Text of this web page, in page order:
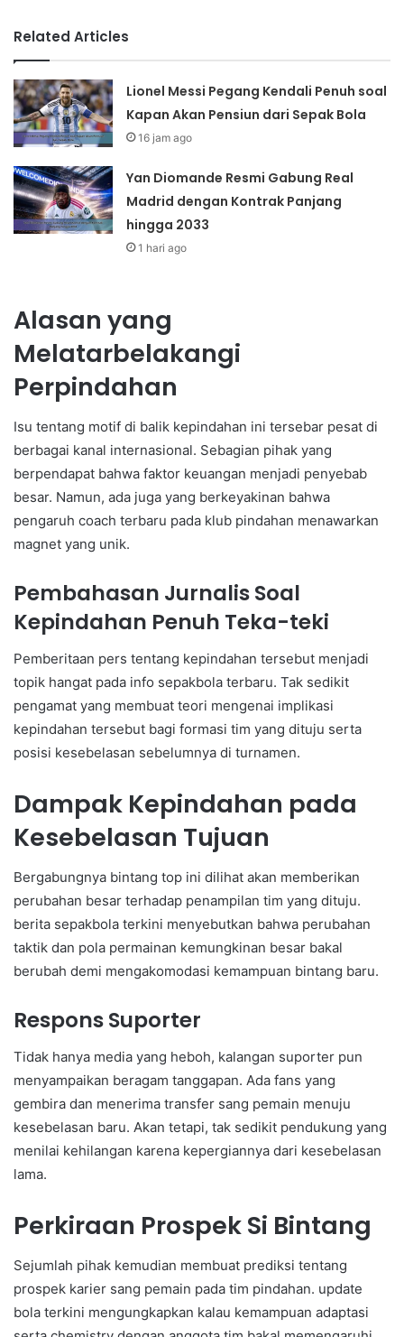
Related Articles
Lionel Messi Pegang Kendali Penuh soal
Kapan Akan Pensiun dari Sepak Bola
16 jam ago
Yan Diomande Resmi Gabung Real
Madrid dengan Kontrak Panjang
hingga 2033
1 hari ago
Alasan yang
Melatarbelakangi
Perpindahan
Isu tentang motif di balik kepindahan ini tersebar pesat di
berbagai kanal internasional. Sebagian pihak yang
berpendapat bahwa faktor keuangan menjadi penyebab
besar. Namun, ada juga yang berkeyakinan bahwa
pengaruh coach terbaru pada klub pindahan menawarkan
magnet yang unik.
Pembahasan Jurnalis Soal
Kepindahan Penuh Teka-teki
Pemberitaan pers tentang kepindahan tersebut menjadi
topik hangat pada info sepakbola terbaru. Tak sedikit
pengamat yang membuat teori mengenai implikasi
kepindahan tersebut bagi formasi tim yang dituju serta
posisi kesebelasan sebelumnya di turnamen.
Dampak Kepindahan pada
Kesebelasan Tujuan
Bergabungnya bintang top ini dilihat akan memberikan
perubahan besar terhadap penampilan tim yang dituju.
berita sepakbola terkini menyebutkan bahwa perubahan
taktik dan pola permainan kemungkinan besar bakal
berubah demi mengakomodasi kemampuan bintang baru.
Respons Suporter
Tidak hanya media yang heboh, kalangan suporter pun
menyampaikan beragam tanggapan. Ada fans yang
gembira dan menerima transfer sang pemain menuju
kesebelasan baru. Akan tetapi, tak sedikit pendukung yang
menilai kehilangan karena kepergiannya dari kesebelasan
lama.
Perkiraan Prospek Si Bintang
Sejumlah pihak kemudian membuat prediksi tentang
prospek karier sang pemain pada tim pindahan. update
bola terkini mengungkapkan kalau kemampuan adaptasi